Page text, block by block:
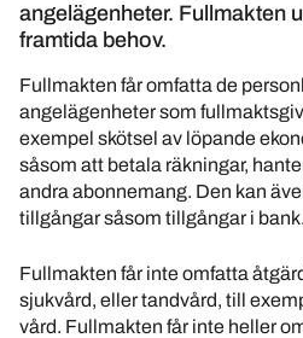
angelägenheter. Fullmakten
framtida behov.
Fullmakten får omfatta de
angelägenheter som
exempel skötsel av löpande
såsom att betala räkningar,
andra abonnemang. Den kan
tillgångar såsom tillgångar i bank.
Fullmakten får inte omfatta
sjukvård, eller tandvård, till
vård. Fullmakten får inte heller